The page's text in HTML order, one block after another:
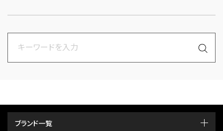
ブランド一覧